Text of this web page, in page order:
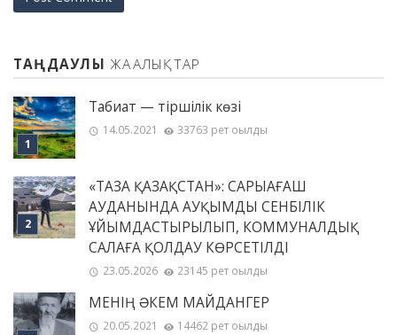
ТАҢДАУЛЫ ЖАҢАЛЫҚТАР
Табиғат — тіршілік көзі
14.05.2021 33763 рет оқылды
«ТАЗА ҚАЗАҚСТАН»: САРЫАҒАШ
АУДАНЫНДА АУҚЫМДЫ СЕНБІЛІК
ҰЙЫМДАСТЫРЫЛЫП, КОММУНАЛДЫҚ
САЛАҒА ҚОЛДАУ КӨРСЕТІЛДІ
23.05.2026 23145 рет оқылды
МЕНІҢ ƏКЕМ МАЙДАНГЕР
20.05.2021 14462 рет оқылды